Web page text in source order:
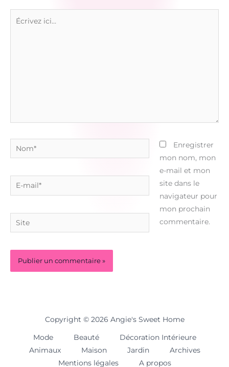
Nom*
E-
mail*
Site
Enregistrer
mon nom, mon
e-mail et mon
site dans le
navigateur pour
mon prochain
commentaire.
Copyright © 2026 Angie's Sweet Home
Mode Beauté
Décoration Intérieure
Animaux
Maison Jardin
Archives
Mentions légales
A propos